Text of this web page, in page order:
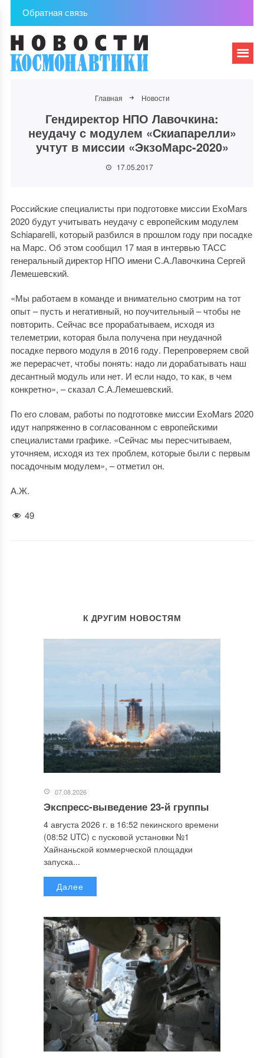
Обратная связь
Главная Новости
Гендиректор НПО Лавочкина:
неудачу с модулем «Скиапарелли»
учтут в миссии «ЭкзоМарс-2020»
17.05.2017
Российские специалисты при подготовке миссии ExoMars
2020 будут учитывать неудачу с европейским модулем
Schiaparelli, который разбился в прошлом году при посадке
на Марс. Об этом сообщил 17 мая в интервью ТАСС
генеральный директор НПО имени С.А.Лавочкина Сергей
Лемешевский.
«Мы работаем в команде и внимательно смотрим на тот
опыт – пусть и негативный, но поучительный – чтобы не
повторить. Сейчас все прорабатываем, исходя из
телеметрии, которая была получена при неудачной
посадке первого модуля в 2016 году. Перепроверяем свой
же перерасчет, чтобы понять: надо ли дорабатывать наш
десантный модуль или нет. И если надо, то как, в чем
конкретно», – сказал С.А.Лемешевский.
По его словам, работы по подготовке миссии ExoMars 2020
идут напряженно в согласованном с европейскими
специалистами графике. «Сейчас мы пересчитываем,
уточняем, исходя из тех проблем, которые были с первым
посадочным модулем», – отметил он.
А.Ж.
49
К ДРУГИМ НОВОСТЯМ
07.08.2026
Экспресс-выведение 23-й группы
4 августа 2026 г. в 16:52 пекинского времени
(08:52 UTC) с пусковой установки №1
Хайнаньской коммерческой площадки
запуска...
Далее